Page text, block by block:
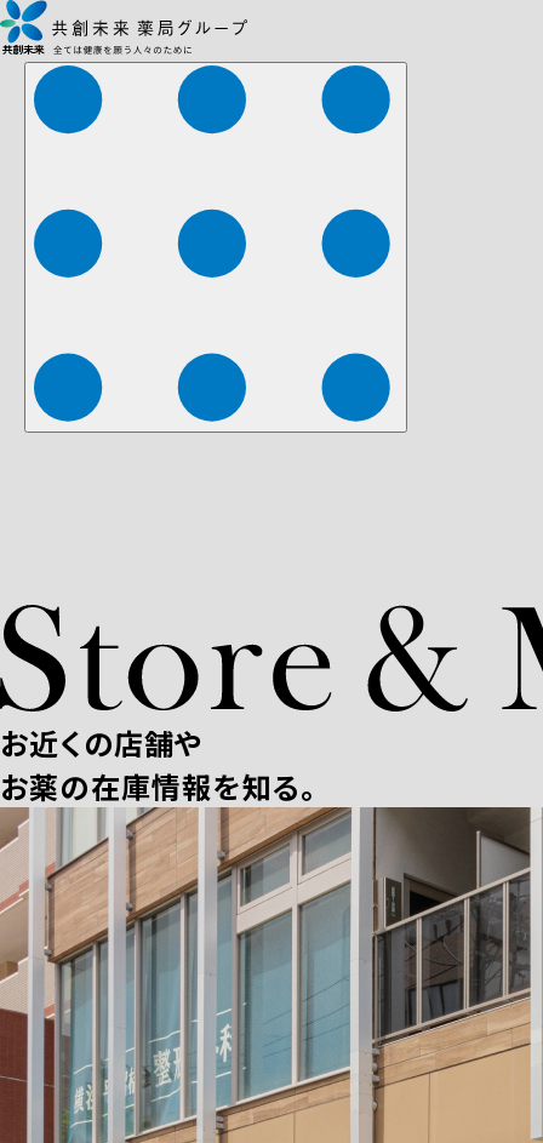
株式会社ファーマみらい 株式会社ストレチア
お近くの店舗や
お薬の在庫情報を知る。